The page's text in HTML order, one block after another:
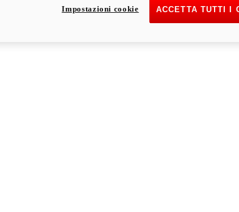
ACCETTA TUTTI I
Impostazioni cookie